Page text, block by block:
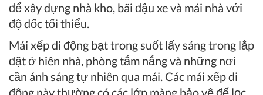
để xây dựng nhà kho, bãi đậu xe và mái nhà với
độ dốc tối thiểu.
Mái xếp di động bạt trong suốt lấy sáng trong lắp
đặt ở hiên nhà, phòng tắm nắng và những nơi
cần ánh sáng tự nhiên qua mái. Các mái xếp di
động này thường có các lớp màng bảo vệ để lọc